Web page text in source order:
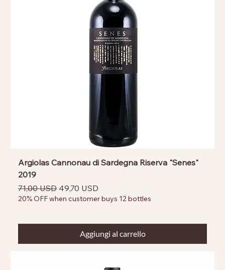
Argiolas Cannonau di Sardegna Riserva "Senes"
2019
Prezzo regolare
71,00 USD Prezzo scontato
49,70 USD
20% OFF when customer buys 12 bottles
Aggiungi al carrello